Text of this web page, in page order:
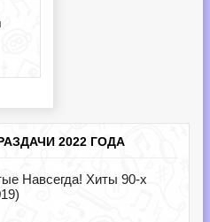
2022 ГОДА
Навсегда! Хиты 90-х